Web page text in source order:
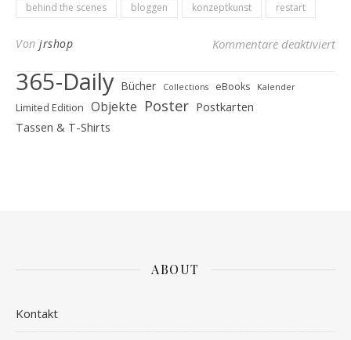
behind the scenes
bloggen konzeptkunst restart
Von jrshop Kommentare deaktiviert
365-Daily Bücher Collections eBooks Kalender
Limited Edition Objekte Poster Postkarten
Tassen & T-Shirts
ABOUT
Kontakt